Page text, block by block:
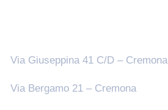
Via Giuseppina 41 C/D – Cremona
Via Bergamo 21 – Cremona